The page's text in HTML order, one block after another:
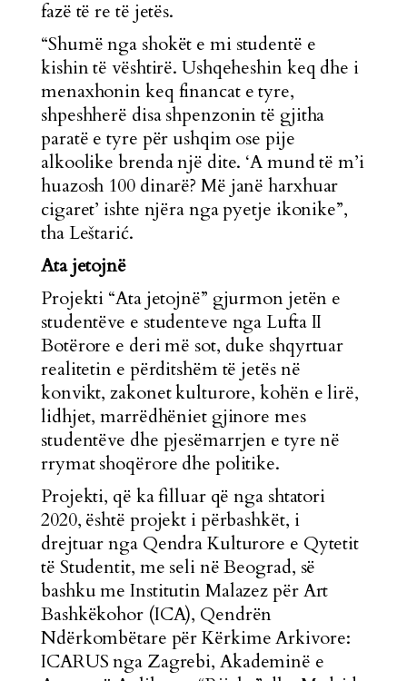
fazë të re të jetës.
“Shumë nga shokët e mi studentë e
kishin të vështirë. Ushqeheshin keq dhe i
menaxhonin keq financat e tyre,
shpeshherë disa shpenzonin të gjitha
paratë e tyre për ushqim ose pije
alkoolike brenda një dite. ‘A mund të m’i
huazosh 100 dinarë? Më janë harxhuar
cigaret’ ishte njëra nga pyetje ikonike”,
tha Leštarić.
Ata jetojnë
Projekti “Ata jetojnë” gjurmon jetën e
studentëve e studenteve nga Lufta II
Botërore e deri më sot, duke shqyrtuar
realitetin e përditshëm të jetës në
konvikt, zakonet kulturore, kohën e lirë,
lidhjet, marrëdhëniet gjinore mes
studentëve dhe pjesëmarrjen e tyre në
rrymat shoqërore dhe politike.
Projekti, që ka filluar që nga shtatori
2020, është projekt i përbashkët, i
drejtuar nga Qendra Kulturore e Qytetit
të Studentit, me seli në Beograd, së
bashku me Institutin Malazez për Art
Bashkëkohor (ICA), Qendrën
Ndërkombëtare për Kërkime Arkivore:
ICARUS nga Zagrebi, Akademinë e